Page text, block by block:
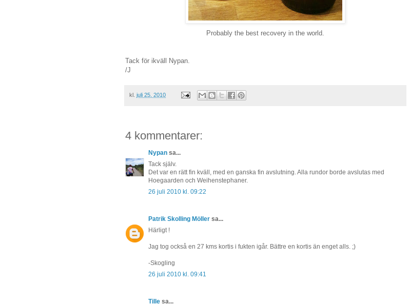
Probably the best recovery in the world.
Tack för ikväll Nypan.
/J
kl. juli 25, 2010
4 kommentarer:
Nypan sa...
Tack själv.
Det var en rätt fin kväll, med en ganska fin avslutning. Alla rundor borde avslutas med
Hoegaarden och Weihenstephaner.
26 juli 2010 kl. 09:22
Patrik Skolling Möller sa...
Härligt !
Jag tog också en 27 kms kortis i fukten igår. Bättre en kortis än enget alls. ;)
-Skogling
26 juli 2010 kl. 09:41
Tille sa...